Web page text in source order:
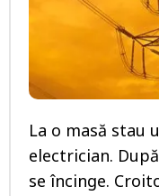
La o masă stau
electrician.
se încinge.